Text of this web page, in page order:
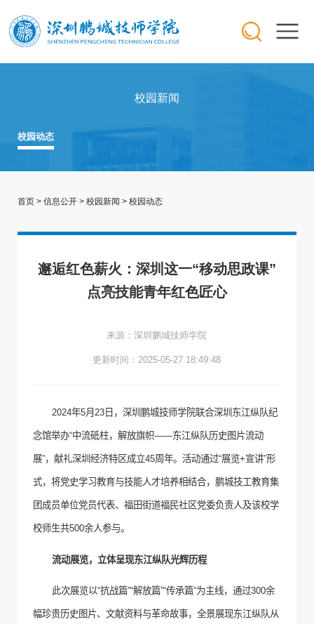
校园新闻
校园动态
首页> 信息公开> 校园新闻 > 校园动态
邂逅红色薪火：深圳这一“移动思政课”
点亮技能青年红色匠心
来源：深圳鹏城技师学院
更新时间：2025-05-27 18:49:48
2024年5月 23日，深圳鹏城技师学院联合深圳东江纵队纪
念馆举办“中流砥柱，解放旗帜——东江纵队历史图片流动
展”，献礼深圳经济特区成立45周年。活动通过“展览+宣讲”形
式，将党史学习教育与技能人才培养相结合，鹏城技工教育集
团成员单位党员代表、福田街道福民社区党委负责人及该校学
校师生共500余人参与。
流动展览，立体呈现东江纵队光辉历程
此次展览以“抗战篇”“解放篇”“传承篇”为主线，通过300余
幅珍贵历史图片、文献资料与革命故事，全景展现东江纵队从